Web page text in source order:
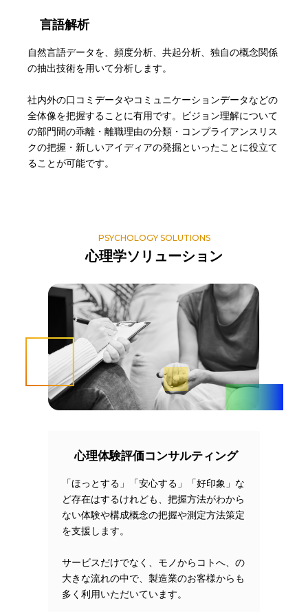
言語解析
自然言語データを、頻度分析、共起分析、独自の概念関係
の抽出技術を用いて分析します。
社内外の口コミデータやコミュニケーションデータなどの
全体像を把握することに有用です。ビジョン理解について
の部門間の乖離・離職理由の分類・コンプライアンスリス
クの把握・新しいアイディアの発掘といったことに役立て
ることが可能です。
PSYCHOLOGY SOLUTIONS
心理学ソリューション
心理体験評価コンサルティング
「ほっとする」「安心する」「好印象」な
ど存在はするけれども、把握方法がわから
ない体験や構成概念の把握や測定方法策定
を支援します。
サービスだけでなく、モノからコトへ、の
大きな流れの中で、製造業のお客様からも
多く利用いただいています。